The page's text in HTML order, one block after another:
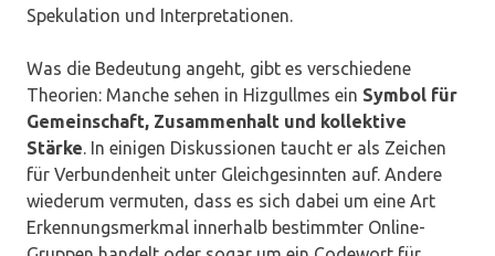
Spekulation und Interpretationen.
Was die Bedeutung angeht, gibt es verschiedene
Theorien: Manche sehen in Hizgullmes ein Symbol für
Gemeinschaft, Zusammenhalt und kollektive
Stärke . In einigen Diskussionen taucht er als Zeichen
für Verbundenheit unter Gleichgesinnten auf. Andere
wiederum vermuten, dass es sich dabei um eine Art
Erkennungsmerkmal innerhalb bestimmter Online-